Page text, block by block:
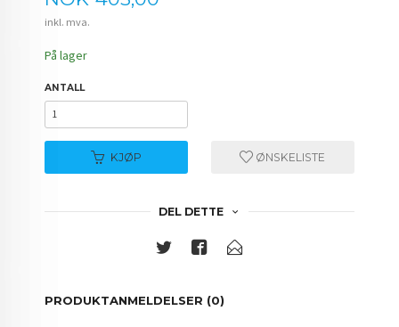
inkl. mva.
På lager
ANTALL
KJØP ØNSKELISTE
DEL DETTE
PRODUKTANMELDELSER (0)